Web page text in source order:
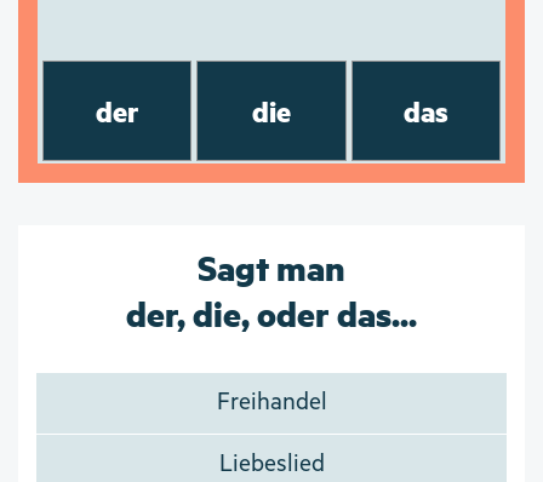
der die das
Sagt man
der, die, oder das...
Freihandel
Liebeslied